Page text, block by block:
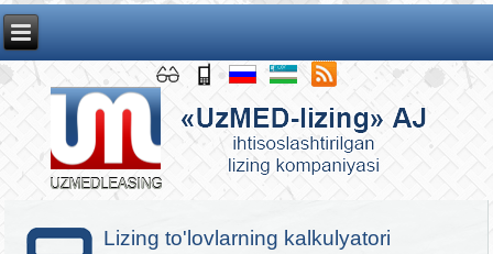
Lizing to'lovlarning kalkulyatori